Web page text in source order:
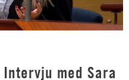
med Sara